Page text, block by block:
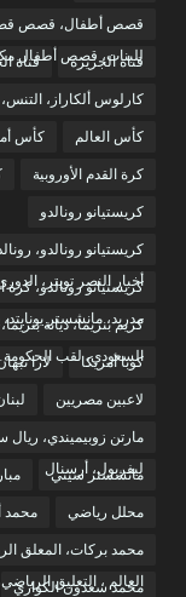
قصص أطفال، قصص
للبنات، قصص أطفال
قناة الجزيرة قناة
كارلوس ألكاراز،
كأس العالم كأس
كرة القدم الأوروبية
كريستيانو رونالدو
كريستيانو رونالدو،
أخبار النصر تويتر،
مدريد، مانشستر
كريم بنزيما، ديانة
السعودي، لقب الحكومة
كوبا أمريكا لارا
لاعبين مصريين
مارتن زوبيميندي، ريال
ليفربول، أرسنال
مانشستر سيتي
محلل رياضي محمد
محمد بركات، المعلق
العالم ، التعليق
محمد سعدون الكواري